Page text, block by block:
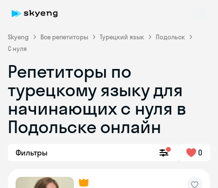
Skyeng Все репетиторы Турецкий язык
Подольск
С нуля
Репетиторы по
турецкому языку для
начинающих с нуля в
Подольске онлайн
Фильтры 0